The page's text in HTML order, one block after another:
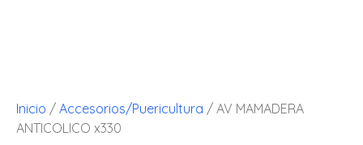
Inicio / Accesorios/Puericultura / AV MAMADERA
ANTICOLICO x330